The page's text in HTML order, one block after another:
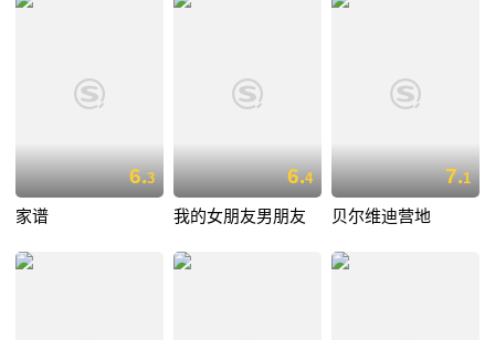
6.3
家谱
6.4
我的女朋友男朋友
7.1
贝尔维迪营地